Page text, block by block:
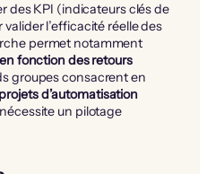
des KPI (indicateurs clés de
l’efficacité réelle des
permet notamment
fonction des retours
groupes consacrent en
projets d’automatisation
un pilotage